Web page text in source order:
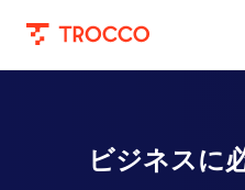
ビジネスに